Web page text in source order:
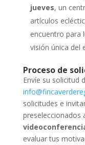
jueves, un
artículos
encuentro para
visión única del
Proceso de
Envíe su solicitud
solicitudes e
preseleccionados
evaluar tus